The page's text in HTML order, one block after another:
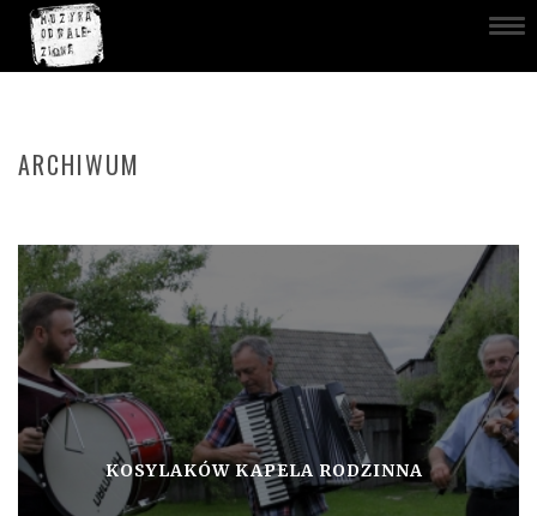
ARCHIWUM
KOSYLAKÓW KAPELA RODZINNA